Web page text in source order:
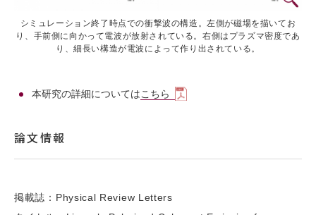
シミュレーション終了時点での衝撃波の構造。左側が磁場を描いてお
り、手前側に向かって電波が放射されている。右側はプラズマ密度であ
り、細長い構造が電波によって作り出されている。
本研究の詳細についてはこちら
論文情報
掲載誌：Physical Review Letters